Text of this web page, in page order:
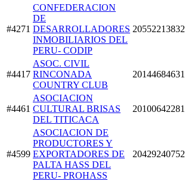
#4271
CONFEDERACION
DE
DESARROLLADORES
INMOBILIARIOS DEL
PERU- CODIP
20552213832
#4417
ASOC. CIVIL
RINCONADA
COUNTRY CLUB
20144684631
#4461
ASOCIACION
CULTURAL BRISAS
DEL TITICACA
20100642281
#4599
ASOCIACION DE
PRODUCTORES Y
EXPORTADORES DE
PALTA HASS DEL
PERU- PROHASS
20429240752